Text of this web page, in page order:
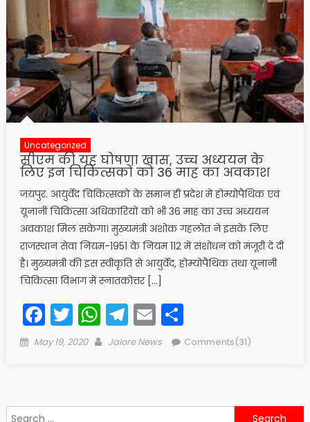
Uncategorized
सीएम की यह घोषणा खास, उच्च अध्ययन के
लिए इन चिकित्सकों को 36 माह का अवकाश
जयपुर. आयुर्वेद चिकित्सकों के समान ही प्रदेश में होम्योपैथिक एवं
यूनानी चिकित्सा अधिकारियों को भी 36 माह का उच्च अध्ययन
अवकाश मिल सकेगा। मुख्यमंत्री अशोक गहलोत ने इसके लिए
राजस्थान सेवा नियम-1951 के नियम 112 में संशोधन को मंजूरी दे दी
है। मुख्यमंत्री की इस स्वीकृति से आयुर्वेद, होम्योपैथिक तथा यूनानी
चिकित्सा विभाग में स्नातकोत्तर […]
Facebook
Twitter
WhatsApp
Telegram
EmailShare
Posted
May 19, 2020 Author
Jalore News Comments(31)
Search